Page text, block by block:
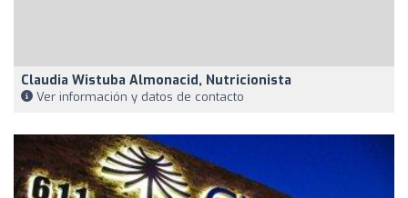
Claudia Wistuba Almonacid, Nutricionista
Ver información y datos de contacto